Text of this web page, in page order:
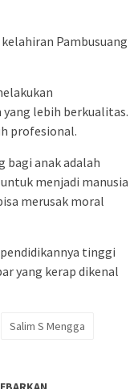
kelahiran Pambusuang
lebih berkualitas.
profesional.
bagi anak adalah
menjadi manusia
merusak moral
tinggi
yang kerap dikenal
Salim S Mengga